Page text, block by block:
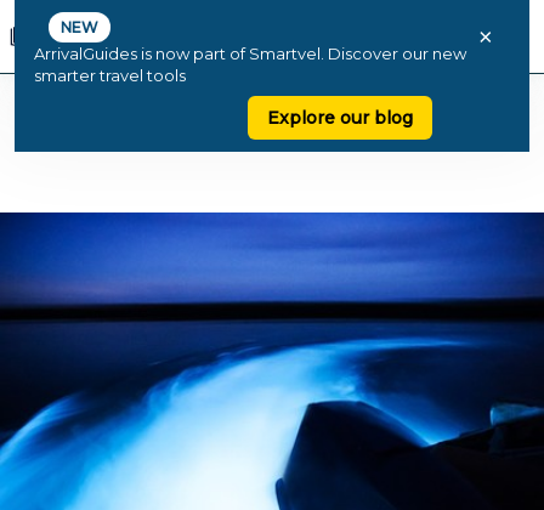
NEW
ArrivalGuides is now part of Smartvel. Discover our new
smarter travel tools
Explore our blog
×